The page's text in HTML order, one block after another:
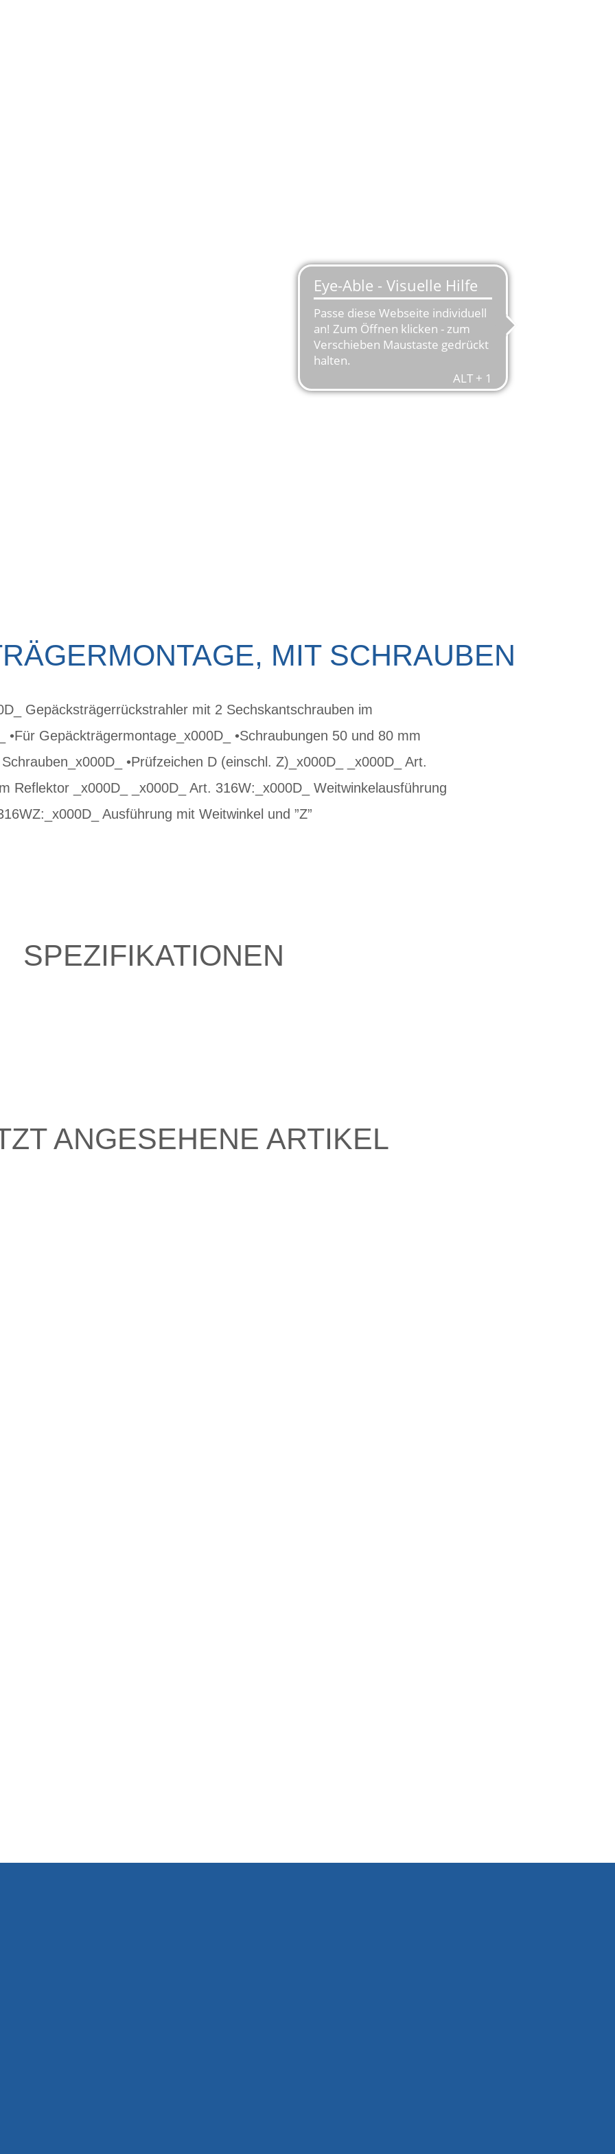
MIT SCHRAUBEN
Gepäcksträgerrückstrahler mit 2 Sechskantschrauben im
•Für Gepäckträgermontage_x000D_ •Schraubungen 50 und 80 mm
•Prüfzeichen D (einschl. Z)_x000D_ _x000D_ Art.
Reflektor _x000D_ _x000D_ Art. 316W:_x000D_ Weitwinkelausführung
Ausführung mit Weitwinkel und ”Z”
SPEZIFIKATIONEN
ANGESEHENE ARTIKEL